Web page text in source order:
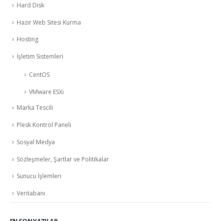
Hard Disk
Hazır Web Sitesi Kurma
Hosting
İşletim Sistemleri
CentOS
VMware ESXi
Marka Tescili
Plesk Kontrol Paneli
Sosyal Medya
Sözleşmeler, Şartlar ve Politikalar
Sunucu İşlemleri
Veritabanı